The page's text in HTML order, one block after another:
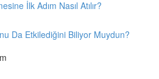
İlk Adım Nasıl Atılır?
Da Etkilediğini Biliyor Muydun?